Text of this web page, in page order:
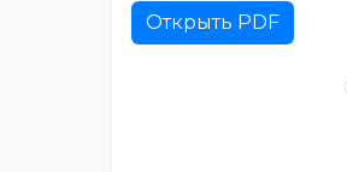
Открыть PDF